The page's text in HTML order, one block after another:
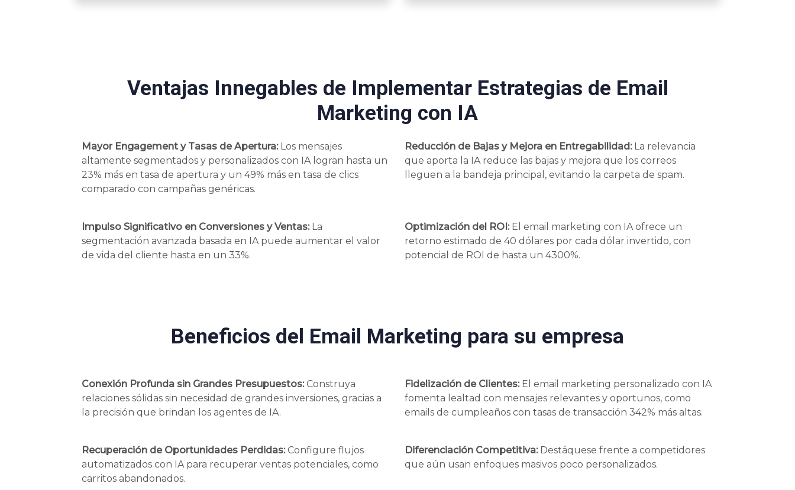
Ventajas Innegables de Implementar Estrategias de Email
Marketing con IA
Mayor Engagement y Tasas de Apertura:Los mensajes
altamente segmentados y personalizados con IA logran hasta un
23% más en tasa de apertura y un 49% más en tasa de clics
comparado con campañas genéricas.
Reducción de Bajas y Mejora en Entregabilidad:La relevancia
que aporta la IA reduce las bajas y mejora que los correos
lleguen a la bandeja principal, evitando la carpeta de spam.
Impulso Significativo en Conversiones y Ventas:La
segmentación avanzada basada en IA puede aumentar el valor
de vida del cliente hasta en un 33%.
Optimización del ROI:El email marketing con IA ofrece un
retorno estimado de 40 dólares por cada dólar invertido, con
potencial de ROI de hasta un 4300%.
Beneficios del Email Marketing para su empresa
Conexión Profunda sin Grandes Presupuestos:Construya
relaciones sólidas sin necesidad de grandes inversiones, gracias a
la precisión que brindan los agentes de IA.
Fidelización de Clientes:El email marketing personalizado con IA
fomenta lealtad con mensajes relevantes y oportunos, como
emails de cumpleaños con tasas de transacción 342% más altas.
Recuperación de Oportunidades Perdidas:Configure flujos
automatizados con IA para recuperar ventas potenciales, como
carritos abandonados.
Diferenciación Competitiva:Destáquese frente a competidores
que aún usan enfoques masivos poco personalizados.